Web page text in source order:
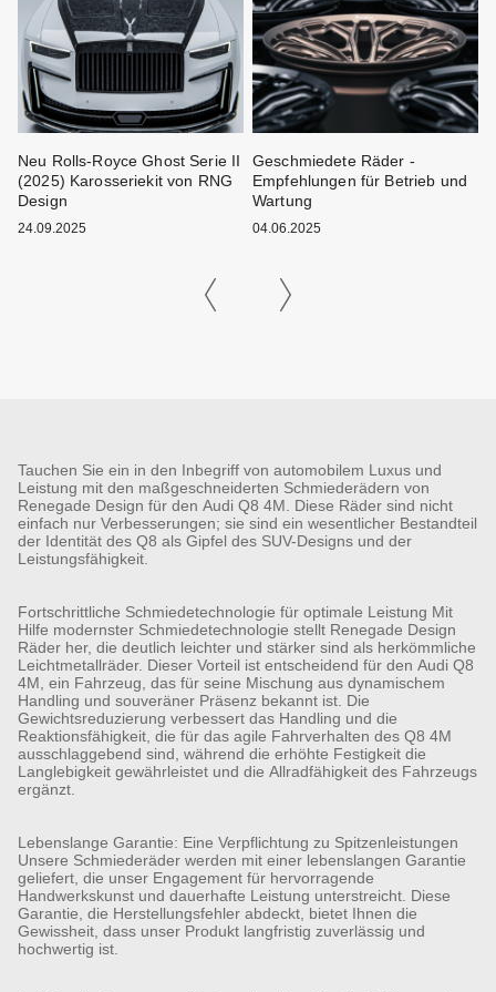
Neu Rolls-Royce Ghost Serie II
(2025) Karosseriekit von RNG
Design
24.09.2025
Geschmiedete Räder -
Empfehlungen für Betrieb und
Wartung
04.06.2025
Tauchen Sie ein in den Inbegriff von automobilem Luxus und
Leistung mit den maßgeschneiderten Schmiederädern von
Renegade Design für den Audi Q8 4M. Diese Räder sind nicht
einfach nur Verbesserungen; sie sind ein wesentlicher Bestandteil
der Identität des Q8 als Gipfel des SUV-Designs und der
Leistungsfähigkeit.
Fortschrittliche Schmiedetechnologie für optimale Leistung Mit
Hilfe modernster Schmiedetechnologie stellt Renegade Design
Räder her, die deutlich leichter und stärker sind als herkömmliche
Leichtmetallräder. Dieser Vorteil ist entscheidend für den Audi Q8
4M, ein Fahrzeug, das für seine Mischung aus dynamischem
Handling und souveräner Präsenz bekannt ist. Die
Gewichtsreduzierung verbessert das Handling und die
Reaktionsfähigkeit, die für das agile Fahrverhalten des Q8 4M
ausschlaggebend sind, während die erhöhte Festigkeit die
Langlebigkeit gewährleistet und die Allradfähigkeit des Fahrzeugs
ergänzt.
Lebenslange Garantie: Eine Verpflichtung zu Spitzenleistungen
Unsere Schmiederäder werden mit einer lebenslangen Garantie
geliefert, die unser Engagement für hervorragende
Handwerkskunst und dauerhafte Leistung unterstreicht. Diese
Garantie, die Herstellungsfehler abdeckt, bietet Ihnen die
Gewissheit, dass unser Produkt langfristig zuverlässig und
hochwertig ist.